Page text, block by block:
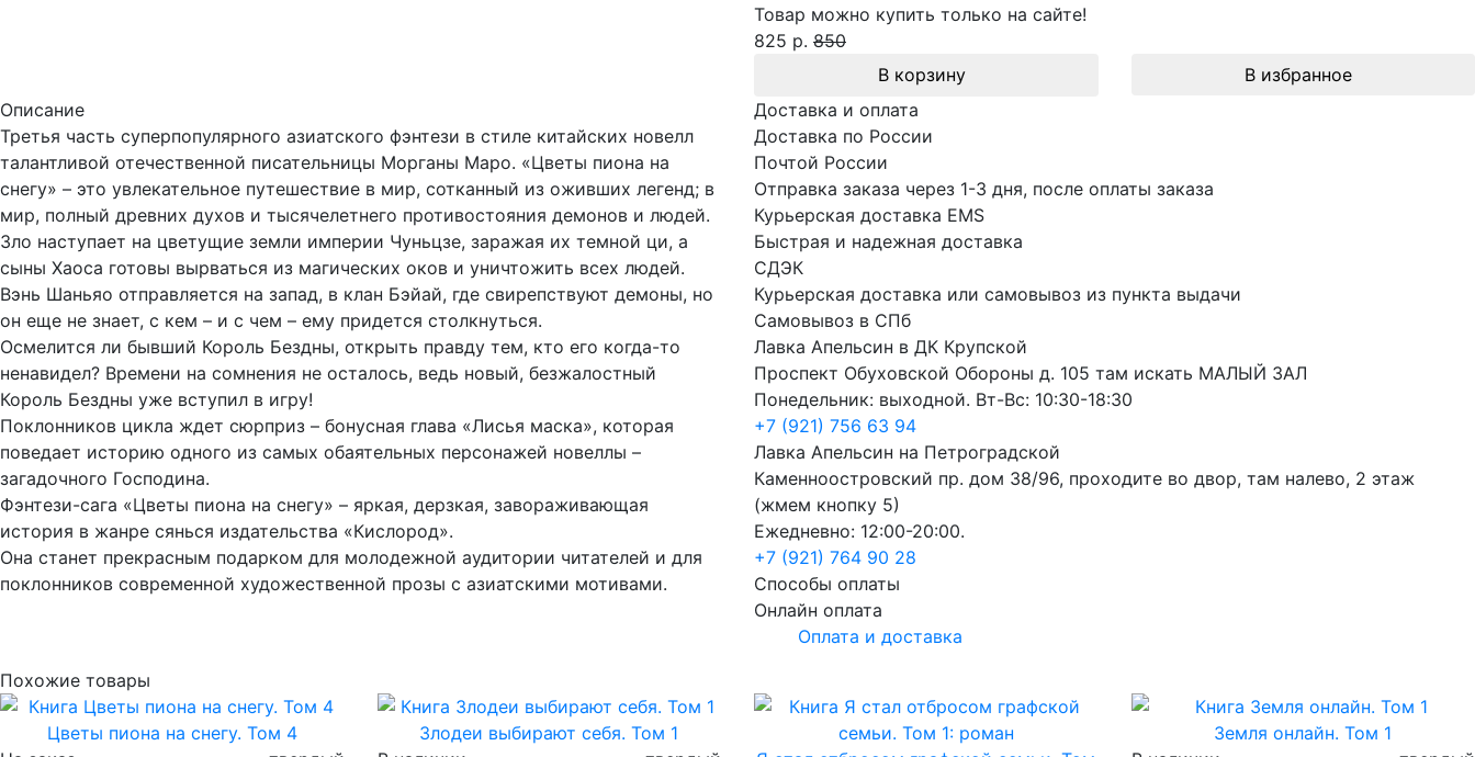
Товар можно купить только на сайте!
825 р. 850
В корзину
В избранное
Описание
Третья часть суперпопулярного азиатского фэнтези в стиле китайских новелл
талантливой отечественной писательницы Морганы Маро. «Цветы пиона на
снегу» – это увлекательное путешествие в мир, сотканный из оживших легенд; в
мир, полный древних духов и тысячелетнего противостояния демонов и людей.
Зло наступает на цветущие земли империи Чуньцзе, заражая их темной ци, а
сыны Хаоса готовы вырваться из магических оков и уничтожить всех людей.
Вэнь Шаньяо отправляется на запад, в клан Бэйай, где свирепствуют демоны, но
он еще не знает, с кем – и с чем – ему придется столкнуться.
Осмелится ли бывший Король Бездны, открыть правду тем, кто его когда-то
ненавидел? Времени на сомнения не осталось, ведь новый, безжалостный
Король Бездны уже вступил в игру!
Поклонников цикла ждет сюрприз – бонусная глава «Лисья маска», которая
поведает историю одного из самых обаятельных персонажей новеллы –
загадочного Господина.
Фэнтези-сага «Цветы пиона на снегу» – яркая, дерзкая, завораживающая
история в жанре сянься издательства «Кислород».
Она станет прекрасным подарком для молодежной аудитории читателей и для
поклонников современной художественной прозы с азиатскими мотивами.
Доставка и оплата
Доставка по России
Почтой России
Отправка заказа через 1-3 дня, после оплаты заказа
Курьерская доставка EMS
Быстрая и надежная доставка
СДЭК
Курьерская доставка или самовывоз из пункта выдачи
Самовывоз в СПб
Лавка Апельсин в ДК Крупской
Проспект Обуховской Обороны д. 105 там искать МАЛЫЙ ЗАЛ
Понедельник: выходной. Вт-Вс: 10:30-18:30
+7 (921) 756 63 94
Лавка Апельсин на Петроградской
Каменноостровский пр. дом 38/96, проходите во двор, там налево, 2 этаж
(жмем кнопку 5)
Ежедневно: 12:00-20:00.
+7 (921) 764 90 28
Способы оплаты
Онлайн оплата
Оплата и доставка
Похожие товары
Цветы пиона на снегу. Том 4
Злодеи выбирают себя. Том 1
Земля онлайн. Том 1